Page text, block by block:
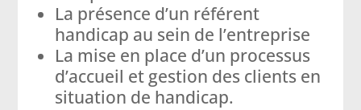
La présence d’un référent
handicap au sein de l’entreprise
La mise en place d’un processus
d’accueil et gestion des clients en
situation de handicap.